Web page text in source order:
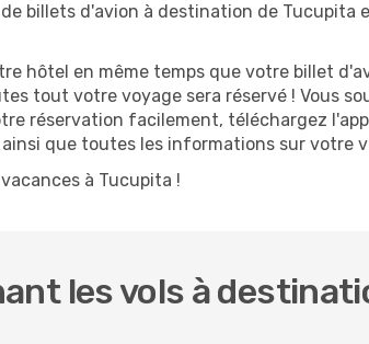
billets d'avion à destination de Tucupita
hôtel en même temps que votre billet
tout votre voyage sera réservé ! Vous
réservation facilement, téléchargez
que toutes les informations sur votre
à Tucupita !
les vols à